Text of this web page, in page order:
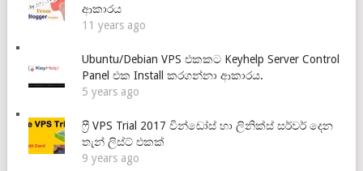
ආකාරය
11 years ago
Ubuntu/Debian VPS එකකට Keyhelp Server Control
Panel එක Install කරගන්නා ආකාරය.
5 years ago
ෆ්‍රී VPS Trial 2017 වින්ඩෝස් හා ලිනික්ස් සර්වර් දෙන
තැන් ලිස්ට් එකක්
9 years ago